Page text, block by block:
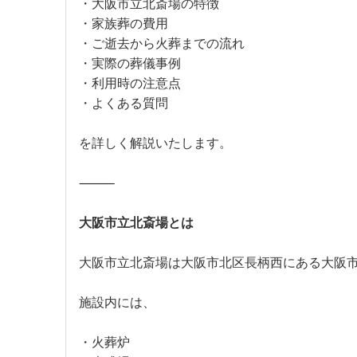
・大阪市立北斎場の特徴
・家族葬の費用
・ご逝去から火葬までの流れ
・実際の葬儀事例
・利用時の注意点
・よくある質問
を詳しく解説いたします。
⸻
大阪市立北斎場とは
大阪市立北斎場は大阪市北区長柄西にある大阪
施設内には、
・火葬炉